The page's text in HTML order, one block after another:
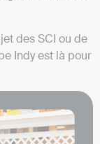
des SCI ou de
Indy est là pour